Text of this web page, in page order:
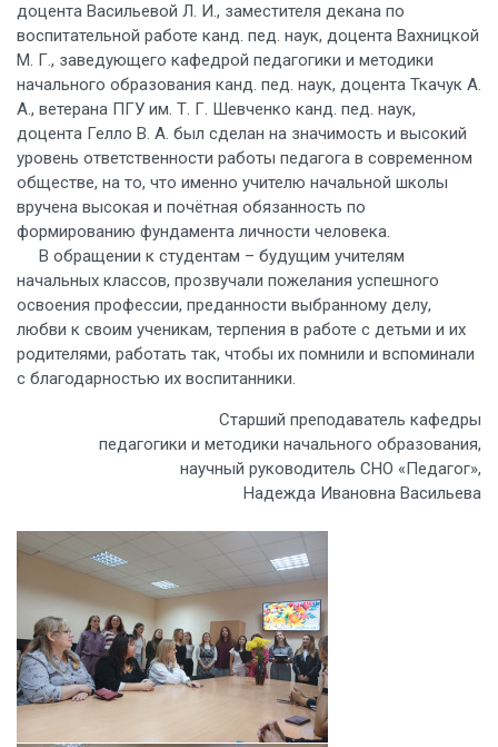
доцента Васильевой Л. И., заместителя декана по
воспитательной работе канд. пед. наук, доцента Вахницкой
М. Г., заведующего кафедрой педагогики и методики
начального образования канд. пед. наук, доцента Ткачук А.
А., ветерана ПГУ им. Т. Г. Шевченко канд. пед. наук,
доцента Гелло В. А. был сделан на значимость и высокий
уровень ответственности работы педагога в современном
обществе, на то, что именно учителю начальной школы
вручена высокая и почётная обязанность по
формированию фундамента личности человека.
В обращении к студентам – будущим учителям
начальных классов, прозвучали пожелания успешного
освоения профессии, преданности выбранному делу,
любви к своим ученикам, терпения в работе с детьми и их
родителями, работать так, чтобы их помнили и вспоминали
с благодарностью их воспитанники.
Старший преподаватель кафедры
педагогики и методики начального образования,
научный руководитель СНО «Педагог»,
Надежда Ивановна Васильева